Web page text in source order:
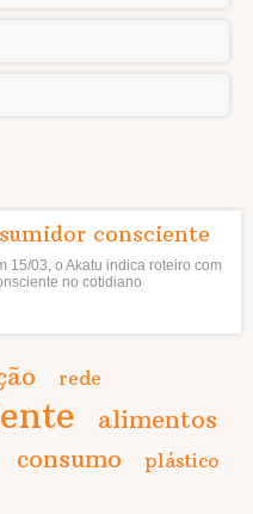
consciente
15/03, o Akatu indica roteiro com
no cotidiano
rede
alimentos
consumo plástico